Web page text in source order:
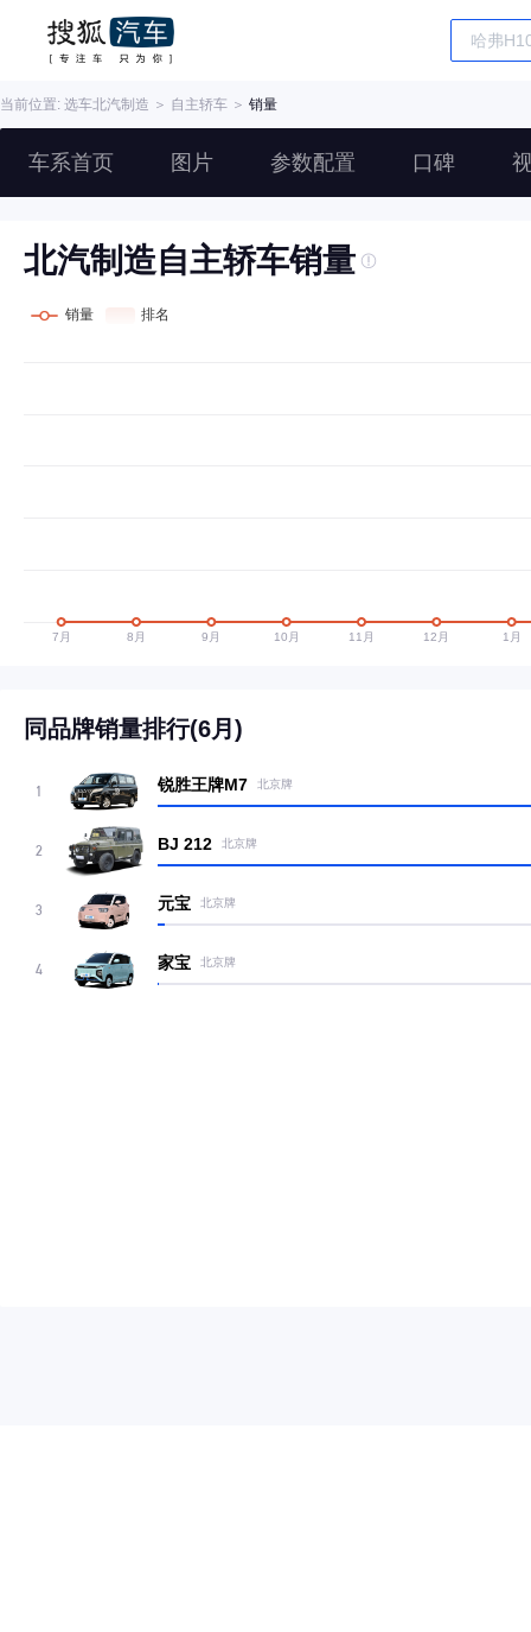
当前位置: 选车北汽制造 ＞ 自主轿车 ＞ 销量
车系首页 图片 参数配置 口碑
北汽制造自主轿车销量
同品牌销量排行(6月)
1 锐胜王牌M7 北京牌
2 BJ 212 北京牌
3 元宝 北京牌
4 家宝 北京牌